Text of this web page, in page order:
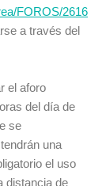
FOROS/2616
a través del
el aforo
del día de
se
una
el uso
distancia de